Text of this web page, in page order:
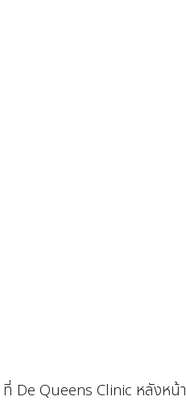
ที่ De Queens Clinic หลังหน้า